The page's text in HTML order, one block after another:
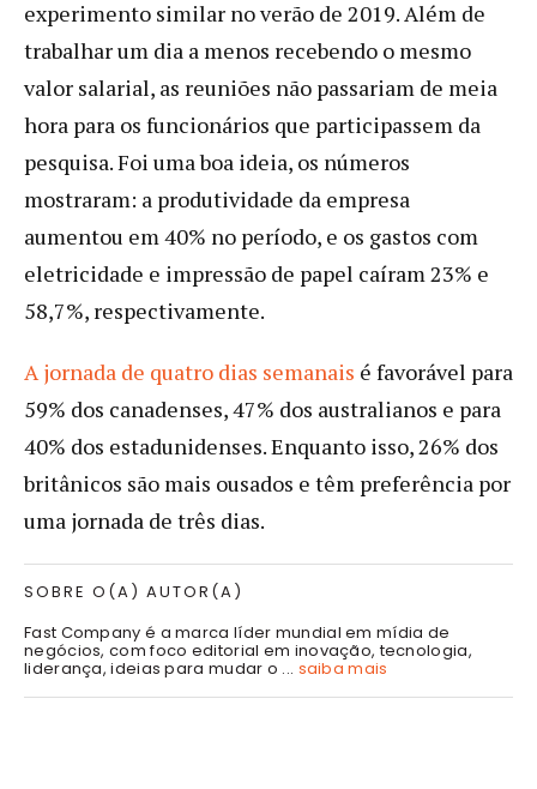
experimento similar no verão de 2019. Além de
trabalhar um dia a menos recebendo o mesmo
valor salarial, as reuniões não passariam de meia
hora para os funcionários que participassem da
pesquisa. Foi uma boa ideia, os números
mostraram: a produtividade da empresa
aumentou em 40% no período, e os gastos com
eletricidade e impressão de papel caíram 23% e
58,7%, respectivamente.
A jornada de quatro dias semanais é favorável para
59% dos canadenses, 47% dos australianos e para
40% dos estadunidenses. Enquanto isso, 26% dos
britânicos são mais ousados e têm preferência por
uma jornada de três dias.
SOBRE O(A) AUTOR(A)
Fast Company é a marca líder mundial em mídia de
negócios, com foco editorial em inovação, tecnologia,
liderança, ideias para mudar o ... saiba mais